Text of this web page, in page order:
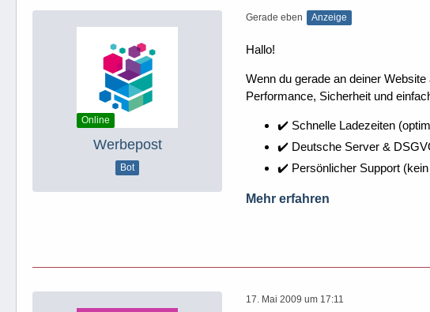
Online
Werbepost
Bot
Gerade eben Anzeige
Hallo!
Wenn du gerade an deiner
Performance, Sicherheit und
✔️ Schnelle Ladezeiten
✔️ Deutsche Server &
✔️ Persönlicher Support
Mehr erfahren
17. Mai 2009 um 17:11